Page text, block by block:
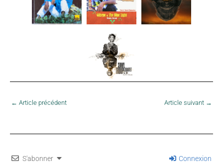
← Article précédent Article suivant →
S'abonner Connexion